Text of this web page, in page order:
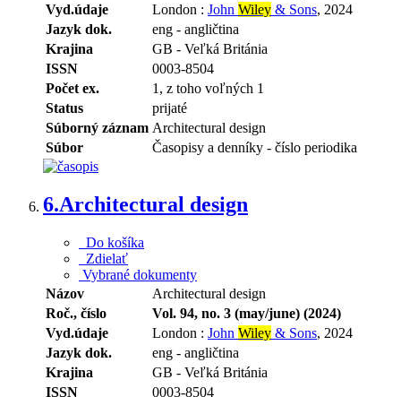
Vyd.údaje
London : John Wiley & Sons, 2024
Jazyk dok.
eng - angličtina
Krajina
GB - Veľká Británia
ISSN
0003-8504
Počet ex.
1, z toho voľných 1
Status
prijaté
Súborný záznam Architectural design
Súbor
Časopisy a denníky - číslo periodika
6.Architectural design
Do košíka
Zdielať
Vybrané dokumenty
Názov
Architectural design
Roč., číslo
Vol. 94, no. 3 (may/june) (2024)
Vyd.údaje
London : John Wiley & Sons, 2024
Jazyk dok.
eng - angličtina
Krajina
GB - Veľká Británia
ISSN
0003-8504